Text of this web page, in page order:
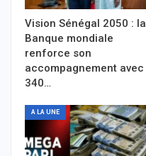
Vision Sénégal 2050 : la
Banque mondiale
renforce son
accompagnement avec
340…
A LA UNE